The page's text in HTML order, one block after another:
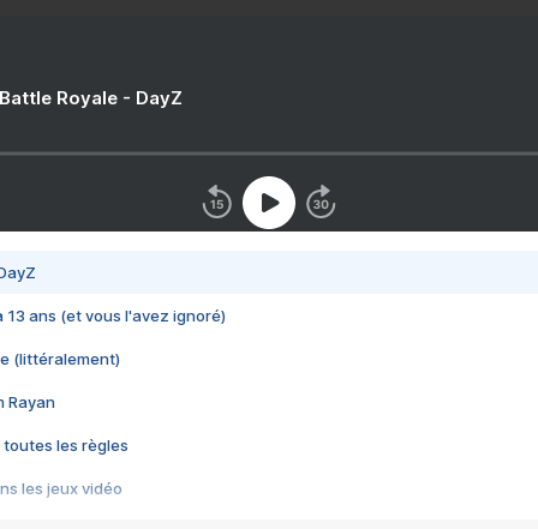
Royale - DayZ
13 ans (et vous l'avez ignoré)
(littéralement)
Rayan
toutes les règles
les jeux vidéo